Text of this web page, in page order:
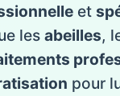
et
les abeilles,
pour